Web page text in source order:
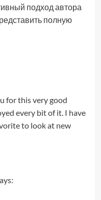
подход автора
полную
for this very good
every bit of it. I have
to look at new